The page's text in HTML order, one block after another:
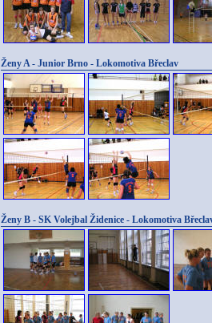
Ženy A - Junior Brno - Lokomotiva Břeclav
Ženy B - SK Volejbal Židenice - Lokomotiva